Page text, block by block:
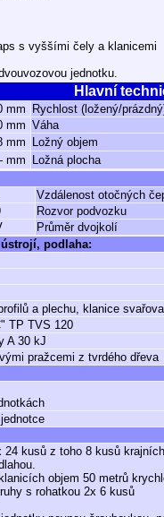
s vyššími čely a klanicemi
jednotku.
Hlavní
mm Rychlost (ložený/
mm Váha
mm Ložný objem
mm Ložná plocha
Vzdálenost otočných
Rozvor podvozku
Průměr dvojkolí
podlaha:
a plechu, klanice
TP TVS 120
A 30 kJ
pražcemi z tvrdého dřeva
24 kusů z toho 8 kusů
objem 50 metrů
s rohatkou 2x 6 kusů